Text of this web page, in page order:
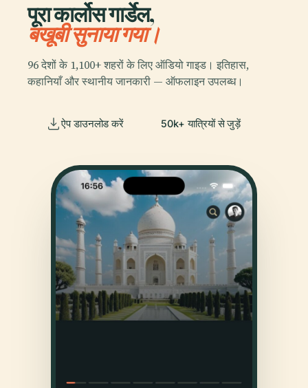
पूरा कार्लोस गार्डेल,
बखूबी सुनाया गया।
96 देशों के 1,100+ शहरों के लिए ऑडियो गाइड। इतिहास,
कहानियाँ और स्थानीय जानकारी — ऑफलाइन उपलब्ध।
ऐप डाउनलोड करें 50k+ यात्रियों से जुड़ें